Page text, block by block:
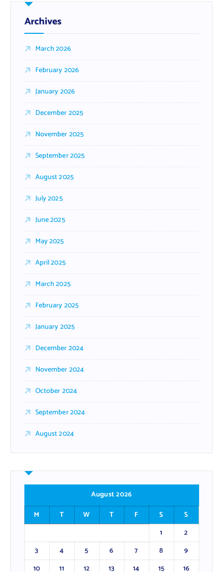
Archives
March 2026
February 2026
January 2026
December 2025
November 2025
September 2025
August 2025
July 2025
June 2025
May 2025
April 2025
March 2025
February 2025
January 2025
December 2024
November 2024
October 2024
September 2024
August 2024
August 2026
M
T W T F S
S
1
2
3
4 5 6 7 8
9
10
11 12 13 14 15 16